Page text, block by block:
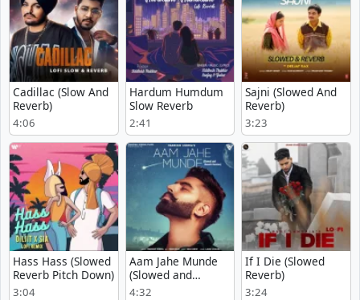
Cadillac (Slow And
Reverb)
4:06
Hardum Humdum
Slow Reverb
2:41
Sajni (Slowed And
Reverb)
3:23
Hass Hass (Slowed
Reverb Pitch Down)
3:04
Aam Jahe Munde
(Slowed and
Reverb)
4:32
If I Die (Slowed
Reverb)
3:24